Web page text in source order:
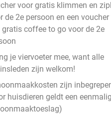
voor gratis klimmen en
de 2e persoon en een
gratis coffee to go voor de 2e
je viervoeter mee, want alle
zijn welkom!
zijn
huisdieren geldt een